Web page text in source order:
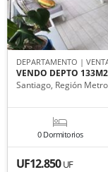
DEPARTAMENTO |
VENDO DEPTO
Santiago, Región
0 Dormitorios
UF12.850UF